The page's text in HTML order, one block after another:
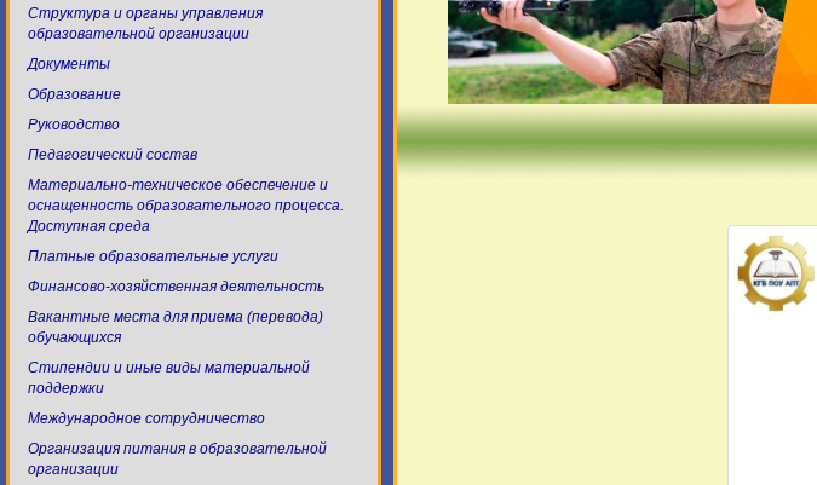
Структура и органы управления
образовательной организации
Документы
Образование
Руководство
Педагогический состав
Материально-техническое обеспечение и
оснащенность образовательного процесса.
Доступная среда
Платные образовательные услуги
Финансово-хозяйственная деятельность
Вакантные места для приема (перевода)
обучающихся
Стипендии и иные виды материальной
поддержки
Международное сотрудничество
Организация питания в образовательной
организации